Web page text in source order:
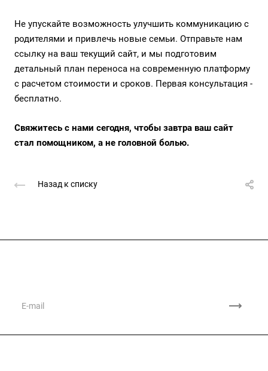
Не упускайте возможность улучшить коммуникацию с
родителями и привлечь новые семьи. Отправьте нам
ссылку на ваш текущий сайт, и мы подготовим
детальный план переноса на современную платформу
с расчетом стоимости и сроков. Первая консультация -
бесплатно.
Свяжитесь с нами сегодня, чтобы завтра ваш сайт
стал помощником, а не головной болью.
Назад к списку